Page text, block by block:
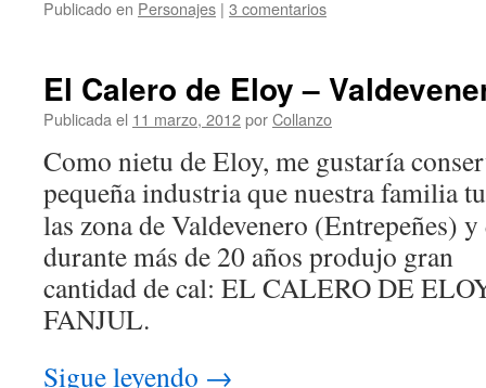
Publicado en Personajes | 3 comentarios
El Calero de Eloy –
Publicada el 11 marzo, 2012porCollanzo
Como nietu de Eloy, me gustaría
pequeña industria quenuestra familia
las zona de Valdevenero (Entrepeñes) y
durante más de 20 años produjo gran
cantidad de cal: EL CALERO DE
FANJUL.
Sigue leyendo →